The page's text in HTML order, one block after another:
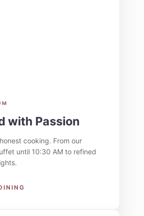
with Passion
cooking. From our
until 10:30 AM to refined